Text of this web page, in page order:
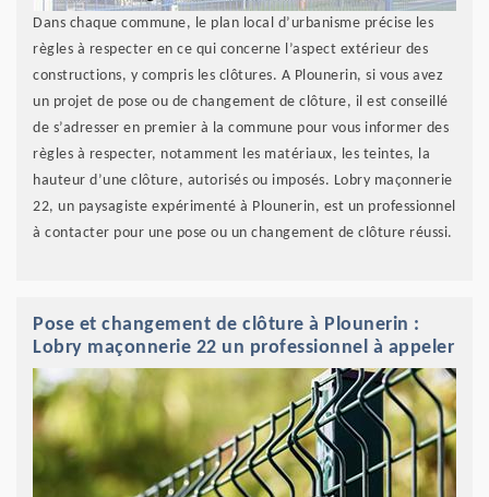
Dans chaque commune, le plan local d’urbanisme précise les
règles à respecter en ce qui concerne l’aspect extérieur des
constructions, y compris les clôtures. A Plounerin, si vous avez
un projet de pose ou de changement de clôture, il est conseillé
de s’adresser en premier à la commune pour vous informer des
règles à respecter, notamment les matériaux, les teintes, la
hauteur d’une clôture, autorisés ou imposés. Lobry maçonnerie
22, un paysagiste expérimenté à Plounerin, est un professionnel
à contacter pour une pose ou un changement de clôture réussi.
Pose et changement de clôture à Plounerin :
Lobry maçonnerie 22 un professionnel à appeler